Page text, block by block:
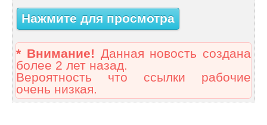
Нажмите для просмотра
* Внимание! Данная новость создана
более 2 лет назад.
Вероятность что ссылки рабочие
очень низкая.